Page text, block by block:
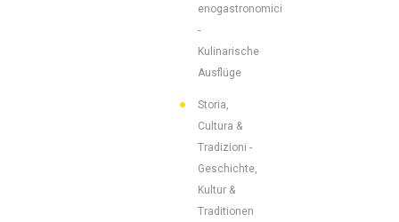
enogastronomici
-
Kulinarische
Ausflüge
Storia,
Cultura &
Tradizioni -
Geschichte,
Kultur &
Traditionen